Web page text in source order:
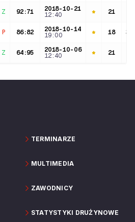
Z 92:71
2018-10-21
12:40
21
P 86:82
2018-10-14
19:00
18
Z 64:95
2018-10-06
12:40
21
TERMINARZE
MULTIMEDIA
ZAWODNICY
STATYSTYKI DRUŻYNOWE